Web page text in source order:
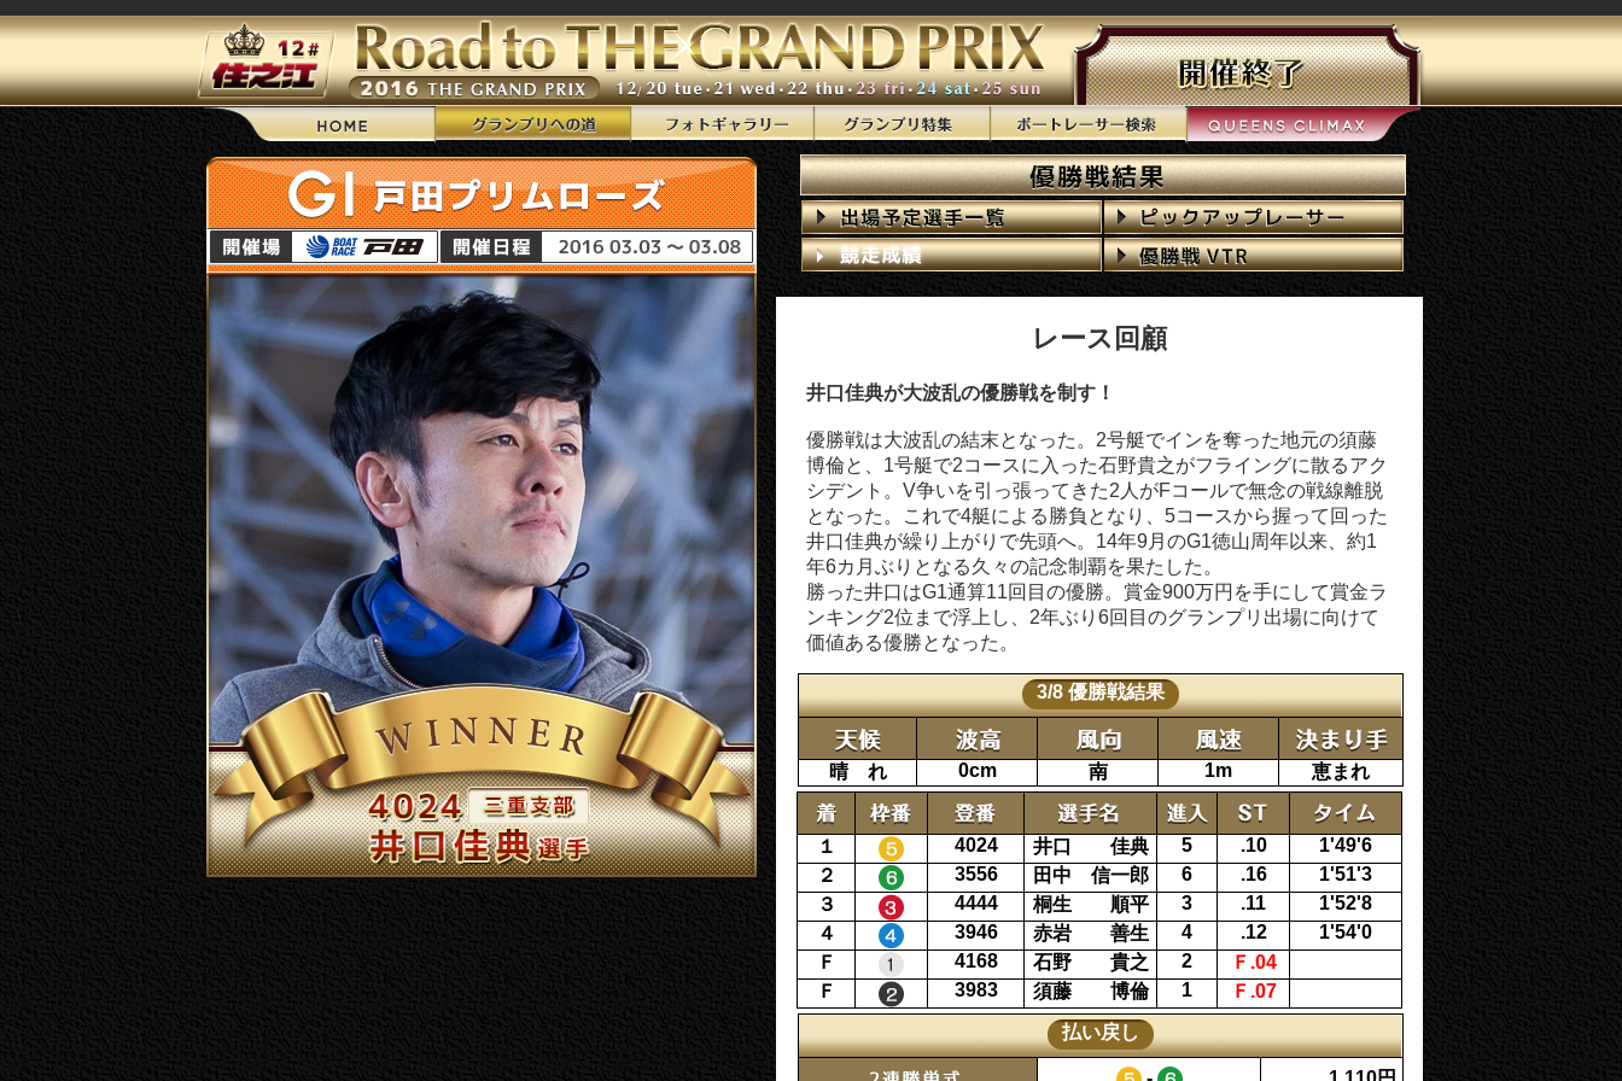
レース回顧
井口佳典が大波乱の優勝戦を制す！
優勝戦は大波乱の結末となった。2号艇でインを奪った地元の須藤
博倫と、1号艇で2コースに入った石野貴之がフライングに散るアク
シデント。V争いを引っ張ってきた2人がFコールで無念の戦線離脱
となった。これで4艇による勝負となり、5コースから握って回った
井口佳典が繰り上がりで先頭へ。14年9月のG1徳山周年以来、約1
年6カ月ぶりとなる久々の記念制覇を果たした。
勝った井口はG1通算11回目の優勝。賞金900万円を手にして賞金ラ
ンキング2位まで浮上し、2年ぶり6回目のグランプリ出場に向けて
価値ある優勝となった。
3/8 優勝戦結果
晴 れ 0cm 南 1m 恵まれ
１ 4024 井口 佳典 5 .10
1'49'6
２
3556 田中 信一郎 6 .16
1'51'3
３
4444 桐生 順平 3 .11
1'52'8
４
3946 赤岩 善生 4 .12
1'54'0
Ｆ
4168 石野 貴之 2
Ｆ.04
Ｆ
3983 須藤 博倫 1
Ｆ.07
払い戻し